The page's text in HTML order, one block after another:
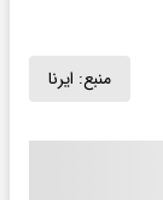
منبع: ایرنا